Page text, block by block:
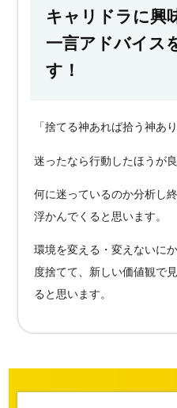
キャリドラに興
一言アドバイス
す！
「捨てる神あれば拾う神あ
迷ったなら行動したほうが
何に迷っているのか分析し
浮かんでくると思います。
環境を変える・変えないに
度捨てて、新しい価値観で
ると思います。